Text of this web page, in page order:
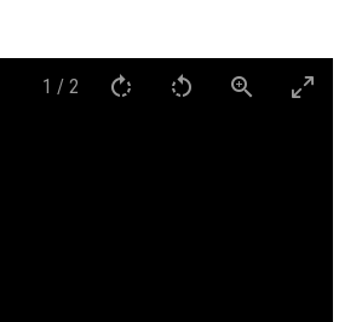
1 / 2